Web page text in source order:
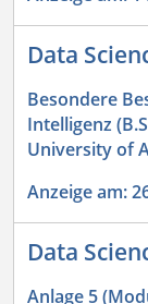
Data
Besondere
Intelligenz
University of
Anzeige am:
Data
Anlage 5